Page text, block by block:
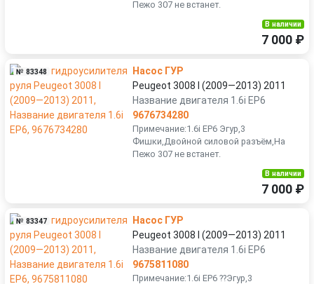
Пежо 307 не встанет.
В наличии
7 000 ₽
№ 83348
Насос ГУР
Peugeot 3008 I (2009—2013) 2011
Название двигателя 1.6i EP6
9676734280
Примечание:1.6i EP6 Эгур,3
Фишки,Двойной силовой разъём,На
Пежо 307 не встанет.
В наличии
7 000 ₽
№ 83347
Насос ГУР
Peugeot 3008 I (2009—2013) 2011
Название двигателя 1.6i EP6
9675811080
Примечание:1.6i EP6 ??Эгур,3